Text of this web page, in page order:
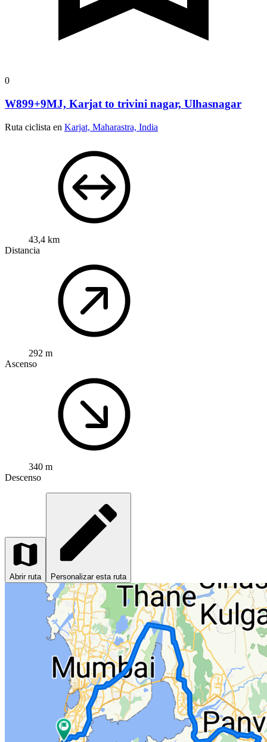
0
W899+9MJ, Karjat to trivini nagar, Ulhasnagar
Ruta ciclista en Karjat, Maharastra, India
43,4 km
Distancia
292 m
Ascenso
340 m
Descenso
Abrir ruta Personalizar esta ruta